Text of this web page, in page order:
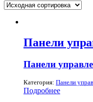
Панели
Панели
Категория: Панели
Подробнее